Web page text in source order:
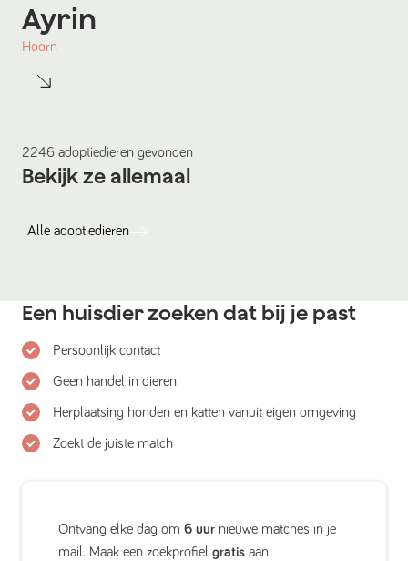
Ayrin
Hoorn
2246 adoptiedieren gevonden
Bekijk ze allemaal
Alle adoptiedieren
Een huisdier zoeken dat bij je past
Persoonlijk contact
Geen handel in dieren
Herplaatsing honden en katten vanuit eigen omgeving
Zoekt de juiste match
Ontvang elke dag om 6 uur nieuwe matches in je
mail. Maak een zoekprofiel gratis aan.